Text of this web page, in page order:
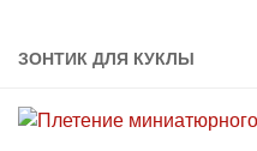
ЗОНТИК ДЛЯ КУКЛЫ